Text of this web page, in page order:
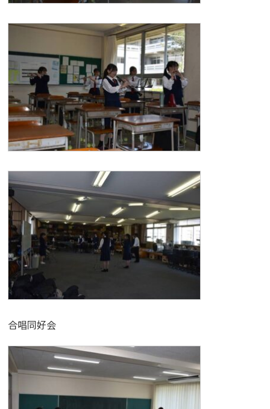
合唱同好会